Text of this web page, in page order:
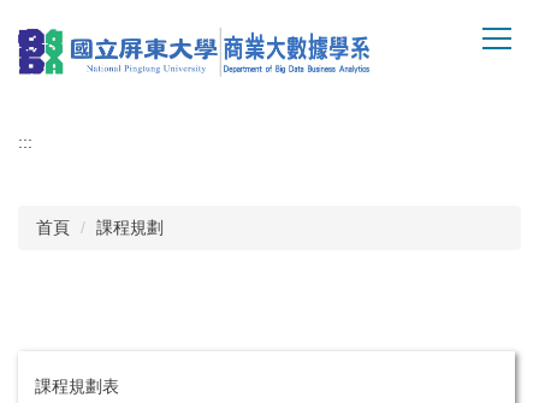
到
主
容
:::
首頁 課程規劃
課程規劃表